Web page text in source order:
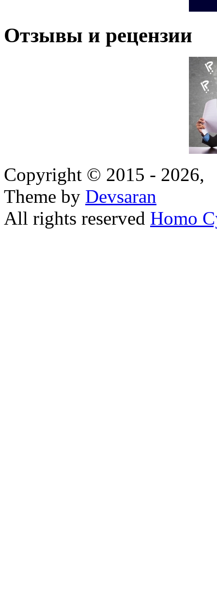
Отзывы и рецензии
Copyright © 2015 - 2026,
Theme by Devsaran
All rights reserved Homo